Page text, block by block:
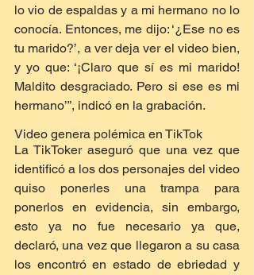
lo vio de espaldas y a mi hermano no lo
conocía. Entonces, me dijo: ‘¿Ese no es
tu marido?’, a ver deja ver el video bien,
y yo que: ‘¡Claro que sí es mi marido!
Maldito desgraciado. Pero si ese es mi
hermano’”, indicó en la grabación.
Video genera polémica en TikTok
La TikToker aseguró que una vez que
identificó a los dos personajes del video
quiso ponerles una trampa para
ponerlos en evidencia, sin embargo,
esto ya no fue necesario ya que,
declaró, una vez que llegaron a su casa
los encontró en estado de ebriedad y